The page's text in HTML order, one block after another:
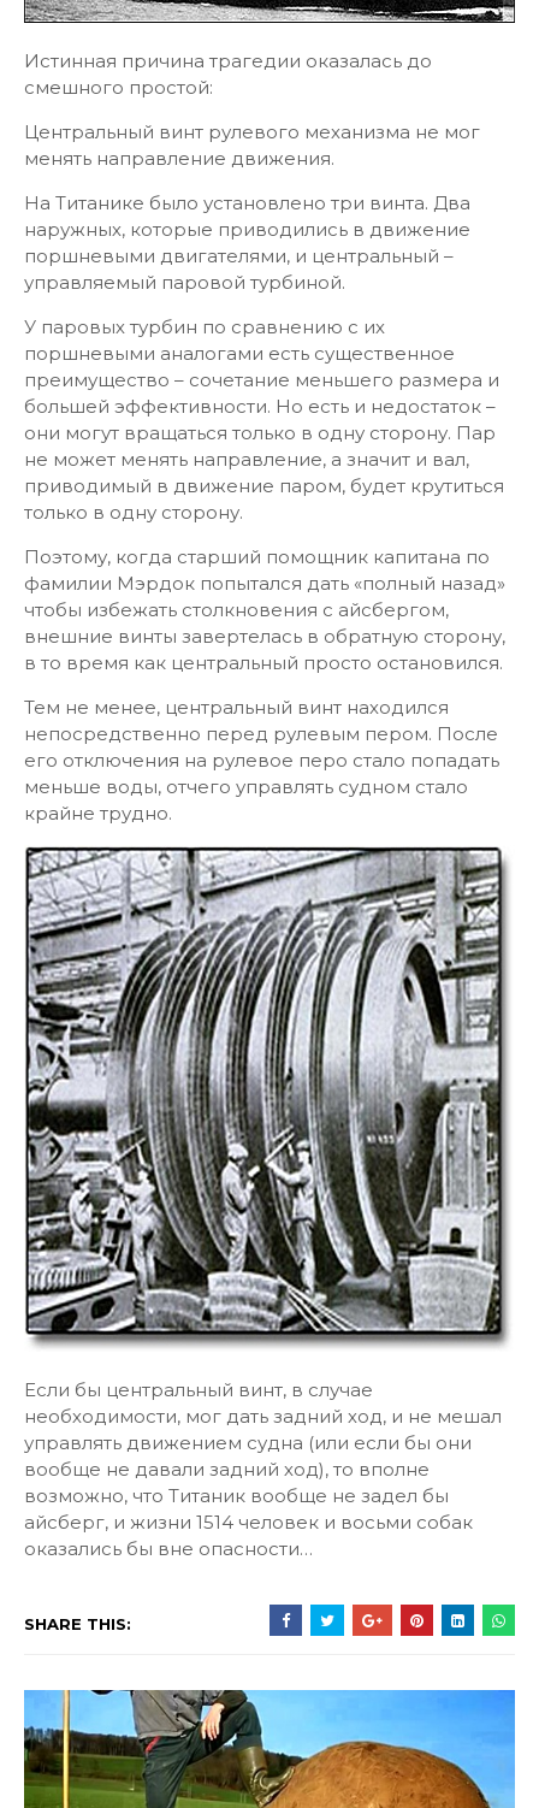
Истинная причина трагедии оказалась до
смешного простой:
Центральный винт рулевого механизма не мог
менять направление движения.
На Титанике было установлено три винта. Два
наружных, которые приводились в движение
поршневыми двигателями, и центральный –
управляемый паровой турбиной.
У паровых турбин по сравнению с их
поршневыми аналогами есть существенное
преимущество – сочетание меньшего размера и
большей эффективности. Но есть и недостаток –
они могут вращаться только в одну сторону. Пар
не может менять направление, а значит и вал,
приводимый в движение паром, будет крутиться
только в одну сторону.
Поэтому, когда старший помощник капитана по
фамилии Мэрдок попытался дать «полный назад»
чтобы избежать столкновения с айсбергом,
внешние винты завертелась в обратную сторону,
в то время как центральный просто остановился.
Тем не менее, центральный винт находился
непосредственно перед рулевым пером. После
его отключения на рулевое перо стало попадать
меньше воды, отчего управлять судном стало
крайне трудно.
Если бы центральный винт, в случае
необходимости, мог дать задний ход, и не мешал
управлять движением судна (или если бы они
вообще не давали задний ход), то вполне
возможно, что Титаник вообще не задел бы
айсберг, и жизни 1514 человек и восьми собак
оказались бы вне опасности…
SHARE THIS: